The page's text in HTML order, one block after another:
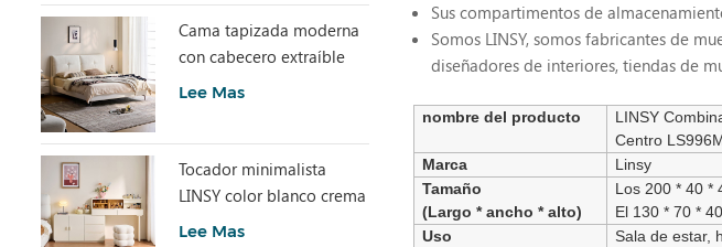
Sus compartimentos de
Somos LINSY, somos fabricantes de
diseñadores de interiores, tiendas de
nombre del producto
LINSY
Centro
Marca
Linsy
Tamaño
(Largo * ancho * alto)
Los 200 * 40 *
El 130 * 70 *
Uso
Sala de estar,
Cama tapizada moderna
con cabecero extraíble
BC663-A
Lee Mas
Tocador minimalista
LINSY color blanco crema
con armario UD6C-A
Lee Mas